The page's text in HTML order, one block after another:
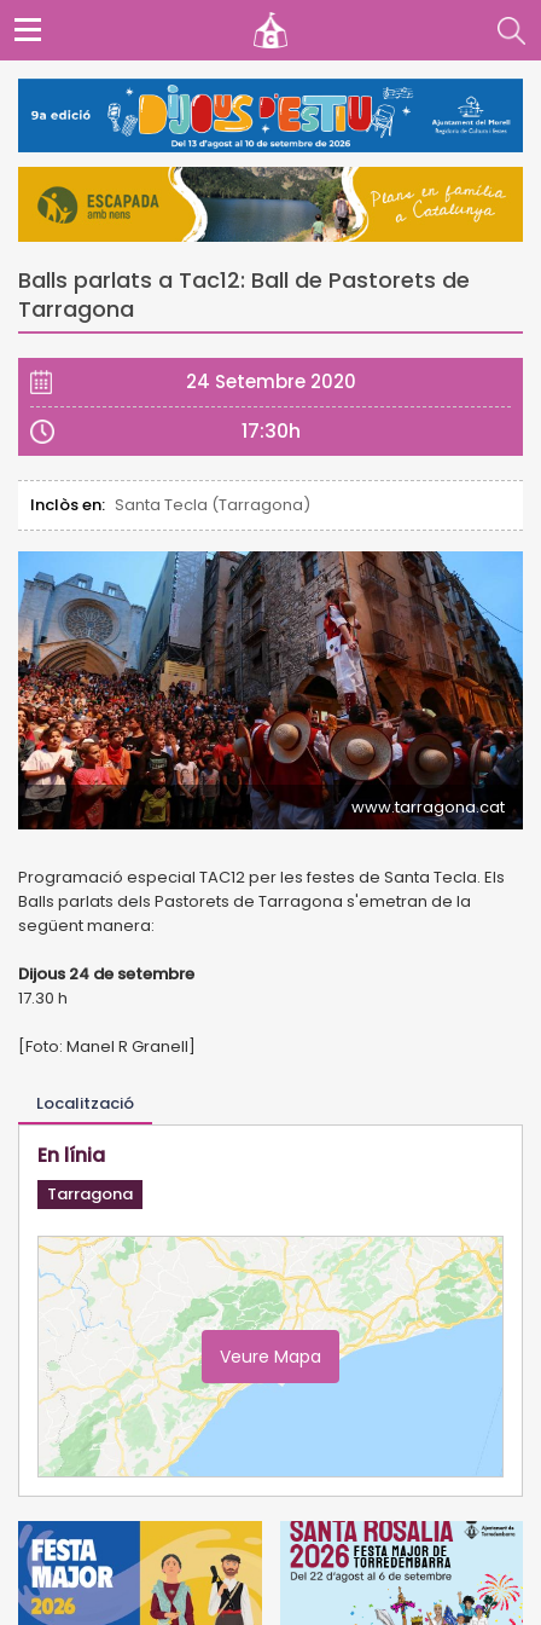
Balls parlats a Tac12: Ball de Pastorets de
Tarragona
24 Setembre 2020
17:30h
Inclòs en: Santa Tecla (Tarragona)
www.tarragona.cat
Programació especial TAC12 per les festes de Santa Tecla. Els
Balls parlats dels Pastorets de Tarragona s'emetran de la
següent manera:
Dijous 24 de setembre
17.30 h
[Foto: Manel R Granell]
Localització
En línia
Tarragona
Veure Mapa